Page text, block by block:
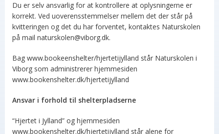
Du er selv ansvarlig for at kontrollere at oplysningerne er
korrekt. Ved uoverensstemmelser mellem det der står på
kvitteringen og det du har forventet, kontaktes Naturskolen
på mail naturskolen@viborg.dk.
Bag www.bookeenshelter/hjertetijylland står Naturskolen i
Viborg som administrerer hjemmesiden
www.bookenshelter.dk/hjertetijylland
Ansvar i forhold til shelterpladserne
“Hjertet i Jylland” og hjemmesiden
www.bookenshelter.dk/hjertetijylland står alene for